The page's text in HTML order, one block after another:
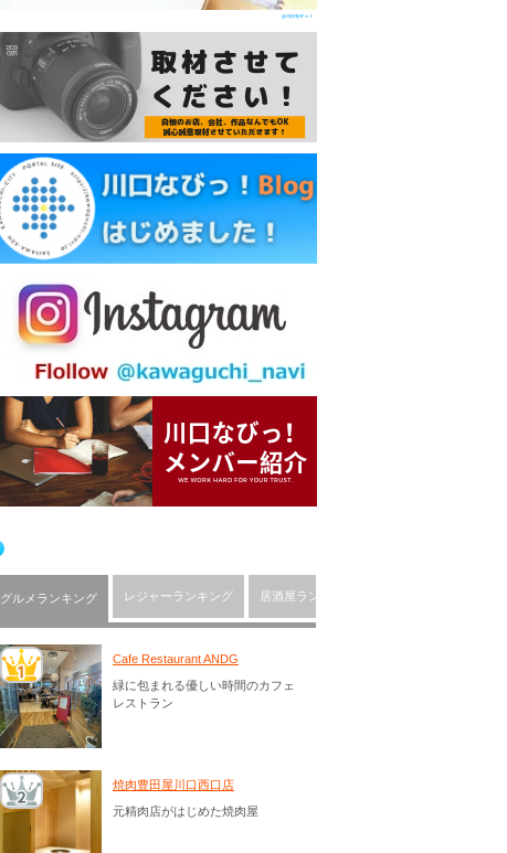
グルメランキング レジャーランキング 居酒屋ランキング
Cafe Restaurant ANDG
緑に包まれる優しい時間のカフェ
レストラン
焼肉豊田屋川口西口店
元精肉店がはじめた焼肉屋